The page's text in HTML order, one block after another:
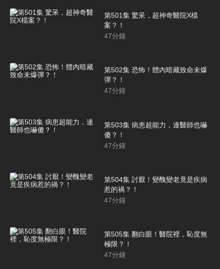
第501集 驚呆，超神奇醫院X檔
案？！
47分鐘
第502集 恐怖！體內暗藏致命未爆
彈？！
47分鐘
第503集 病患超能力，連醫師也嚇
傻？！
47分鐘
第504集 討厭！變醜變老竟是疾病
惹的禍？！
47分鐘
第505集 翻白眼！醫院裡，恥度無
極限？！
47分鐘